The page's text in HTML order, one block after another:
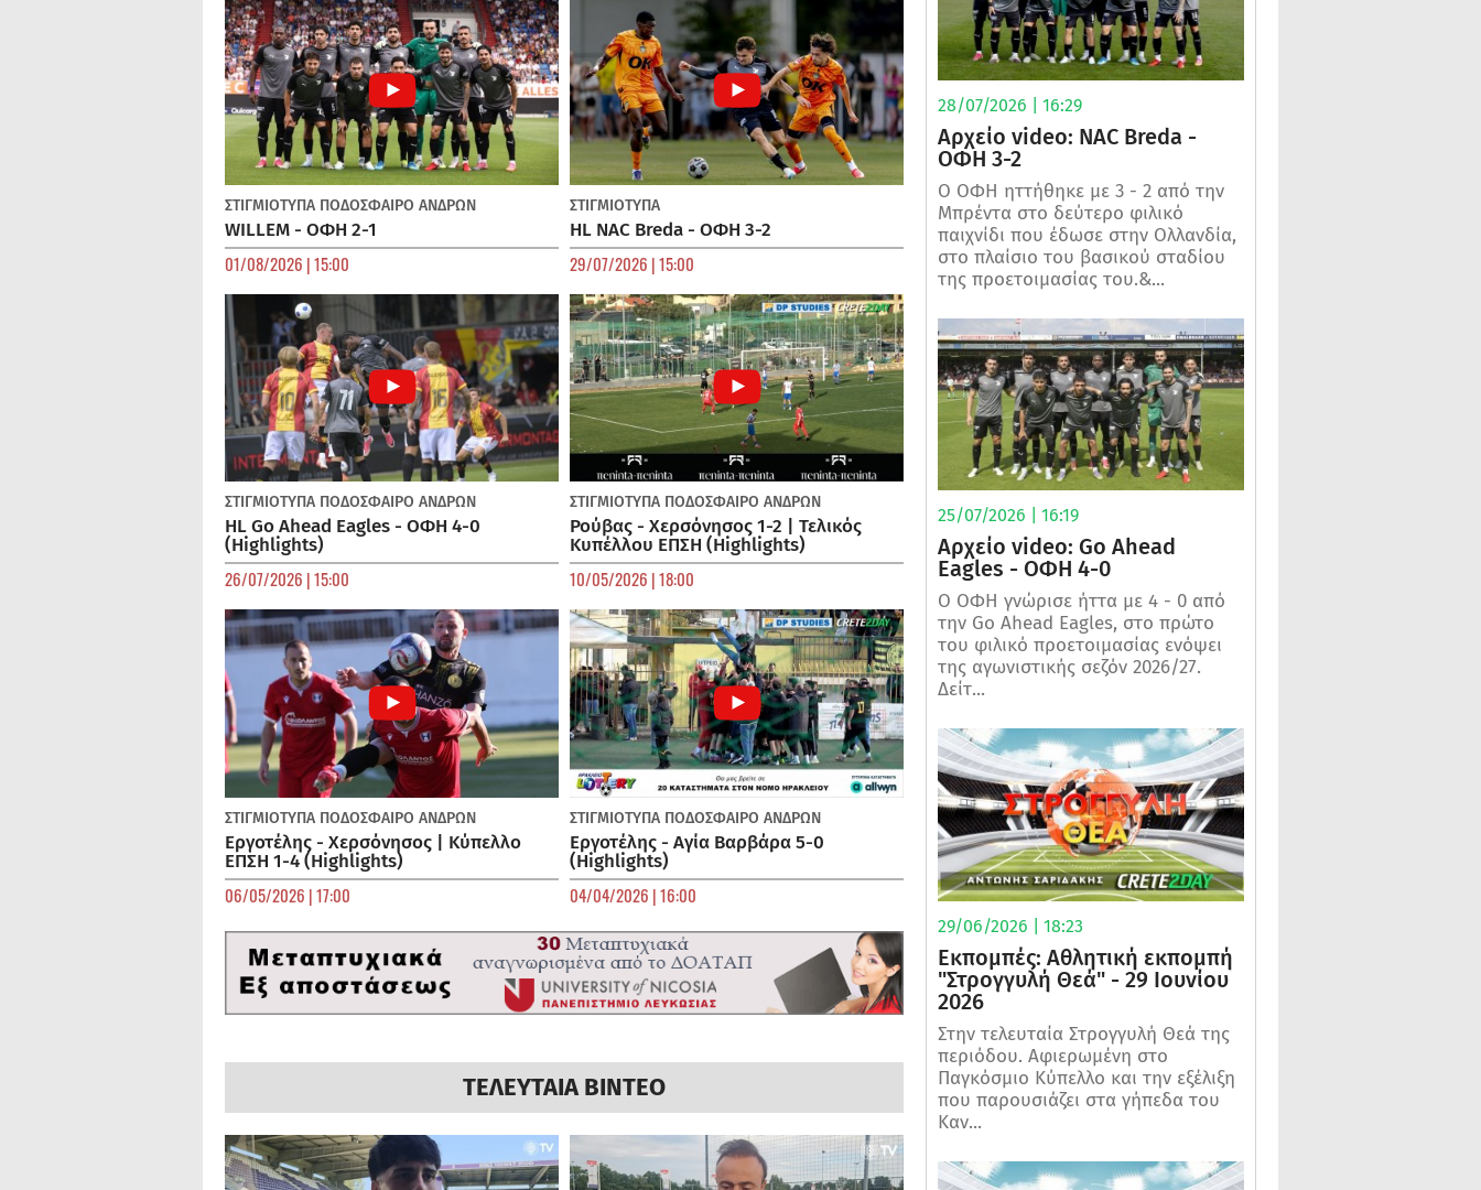
ΣΤΙΓΜΙΟΤΥΠΑ ΠΟΔΌΣΦΑΙΡΟ ΑΝΔΡΏΝ
WILLEM - ΟΦΗ 2-1
01/08/2026 | 15:00
ΣΤΙΓΜΙΟΤΥΠΑ
HL NAC Breda - ΟΦΗ 3-2
29/07/2026 | 15:00
ΣΤΙΓΜΙΟΤΥΠΑ ΠΟΔΌΣΦΑΙΡΟ ΑΝΔΡΏΝ
HL Go Ahead Eagles - ΟΦΗ 4-0
(Highlights)
26/07/2026 | 15:00
ΣΤΙΓΜΙΟΤΥΠΑ ΠΟΔΌΣΦΑΙΡΟ ΑΝΔΡΏΝ
Ρούβας - Χερσόνησος 1-2 | Τελικός
Κυπέλλου ΕΠΣΗ (Highlights)
10/05/2026 | 18:00
ΣΤΙΓΜΙΟΤΥΠΑ ΠΟΔΌΣΦΑΙΡΟ ΑΝΔΡΏΝ
Εργοτέλης - Χερσόνησος | Κύπελλο
ΕΠΣΗ 1-4 (Highlights)
06/05/2026 | 17:00
ΣΤΙΓΜΙΟΤΥΠΑ ΠΟΔΌΣΦΑΙΡΟ ΑΝΔΡΏΝ
Εργοτέλης - Αγία Βαρβάρα 5-0
(Highlights)
04/04/2026 | 16:00
ΤΕΛΕΥΤΑΙΑ ΒΙΝΤΕΟ
28/07/2026 | 16:29
Αρχείο video: NAC Breda -
ΟΦΗ 3-2
Ο ΟΦΗ ηττήθηκε με 3 - 2 από την
Μπρέντα στο δεύτερο φιλικό
παιχνίδι που έδωσε στην Ολλανδία,
στο πλαίσιο του βασικού σταδίου
της προετοιμασίας του.&...
25/07/2026 | 16:19
Αρχείο video: Go Ahead
Eagles - ΟΦΗ 4-0
Ο ΟΦΗ γνώρισε ήττα με 4 - 0 από
την Go Ahead Eagles, στο πρώτο
του φιλικό προετοιμασίας ενόψει
της αγωνιστικής σεζόν 2026/27.
Δείτ...
29/06/2026 | 18:23
Εκπομπές: Αθλητική εκπομπή
"Στρογγυλή Θεά" - 29 Ιουνίου
2026
Στην τελευταία Στρογγυλή Θεά της
περιόδου. Αφιερωμένη στο
Παγκόσμιο Κύπελλο και την εξέλιξη
που παρουσιάζει στα γήπεδα του
Καν...